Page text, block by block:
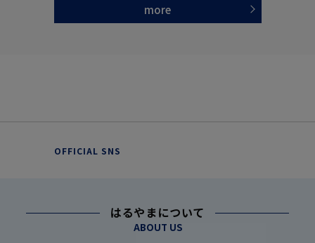
more
OFFICIAL SNS
はるやまについて
ABOUT US